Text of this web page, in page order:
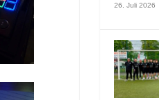
26. Juli 2026